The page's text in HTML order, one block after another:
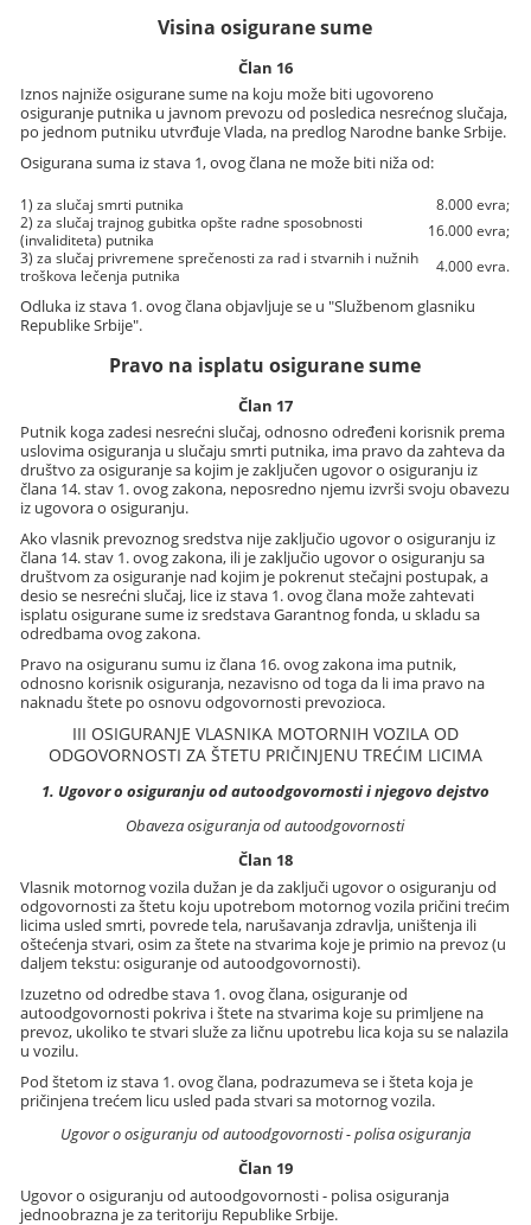
Visina osigurane sume
Član 16
Iznos najniže osigurane sume na koju može biti ugovoreno
osiguranje putnika u javnom prevozu od posledica nesrećnog slučaja,
po jednom putniku utvrđuje Vlada, na predlog Narodne banke Srbije.
Osigurana suma iz stava 1, ovog člana ne može biti niža od:
1) za slučaj smrti putnika
8.000 evra;
2) za slučaj trajnog gubitka opšte radne sposobnosti
(invaliditeta) putnika
16.000 evra;
3) za slučaj privremene sprečenosti za rad i stvarnih i nužnih
troškova lečenja putnika
4.000 evra.
Odluka iz stava 1. ovog člana objavljuje se u "Službenom glasniku
Republike Srbije".
Pravo na isplatu osigurane sume
Član 17
Putnik koga zadesi nesrećni slučaj, odnosno određeni korisnik prema
uslovima osiguranja u slučaju smrti putnika, ima pravo da zahteva da
društvo za osiguranje sa kojim je zaključen ugovor o osiguranju iz
člana 14. stav 1. ovog zakona, neposredno njemu izvrši svoju obavezu
iz ugovora o osiguranju.
Ako vlasnik prevoznog sredstva nije zaključio ugovor o osiguranju iz
člana 14. stav 1. ovog zakona, ili je zaključio ugovor o osiguranju sa
društvom za osiguranje nad kojim je pokrenut stečajni postupak, a
desio se nesrećni slučaj, lice iz stava 1. ovog člana može zahtevati
isplatu osigurane sume iz sredstava Garantnog fonda, u skladu sa
odredbama ovog zakona.
Pravo na osiguranu sumu iz člana 16. ovog zakona ima putnik,
odnosno korisnik osiguranja, nezavisno od toga da li ima pravo na
naknadu štete po osnovu odgovornosti prevozioca.
III OSIGURANJE VLASNIKA MOTORNIH VOZILA OD
ODGOVORNOSTI ZA ŠTETU PRIČINJENU TREĆIM LICIMA
1. Ugovor o osiguranju od autoodgovornosti i njegovo dejstvo
Obaveza osiguranja od autoodgovornosti
Član 18
Vlasnik motornog vozila dužan je da zaključi ugovor o osiguranju od
odgovornosti za štetu koju upotrebom motornog vozila pričini trećim
licima usled smrti, povrede tela, narušavanja zdravlja, uništenja ili
oštećenja stvari, osim za štete na stvarima koje je primio na prevoz (u
daljem tekstu: osiguranje od autoodgovornosti).
Izuzetno od odredbe stava 1. ovog člana, osiguranje od
autoodgovornosti pokriva i štete na stvarima koje su primljene na
prevoz, ukoliko te stvari služe za ličnu upotrebu lica koja su se nalazila
u vozilu.
Pod štetom iz stava 1. ovog člana, podrazumeva se i šteta koja je
pričinjena trećem licu usled pada stvari sa motornog vozila.
Ugovor o osiguranju od autoodgovornosti - polisa osiguranja
Član 19
Ugovor o osiguranju od autoodgovornosti - polisa osiguranja
jednoobrazna je za teritoriju Republike Srbije.